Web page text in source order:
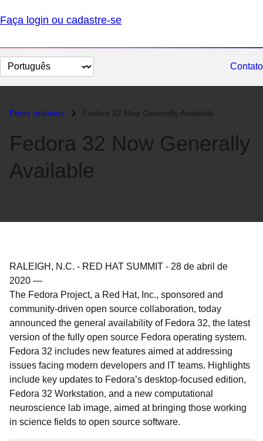
Faça login ou cadastre-se
Selecionar
idioma
Contato
Press releases Fedora 32 Now Generally Available...
Fedora 32 Now Generally
Available
RALEIGH, N.C. - RED HAT SUMMIT - 28 de abril de
2020 —
The Fedora Project, a Red Hat, Inc., sponsored and
community-driven open source collaboration, today
announced the general availability of Fedora 32, the latest
version of the fully open source Fedora operating system.
Fedora 32 includes new features aimed at addressing
issues facing modern developers and IT teams. Highlights
include key updates to Fedora’s desktop-focused edition,
Fedora 32 Workstation, and a new computational
neuroscience lab image, aimed at bringing those working
in science fields to open source software.